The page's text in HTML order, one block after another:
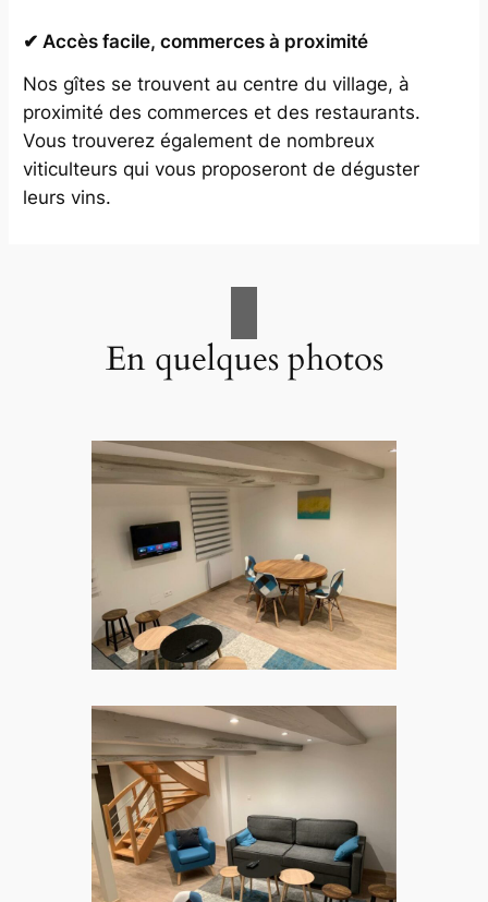
✔ Accès facile, commerces à proximité
Nos gîtes se trouvent au centre du village, à
proximité des commerces et des restaurants.
Vous trouverez également de nombreux
viticulteurs qui vous proposeront de déguster
leurs vins.
En quelques photos